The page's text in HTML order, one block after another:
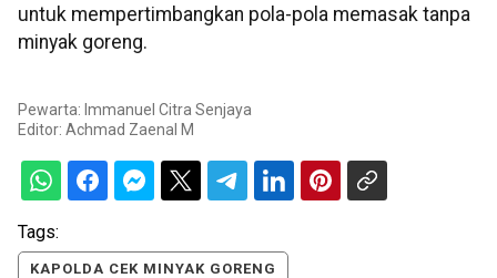
untuk mempertimbangkan pola-pola memasak tanpa
minyak goreng.
Pewarta: Immanuel Citra Senjaya
Editor: Achmad Zaenal M
Tags:
KAPOLDA CEK MINYAK GORENG